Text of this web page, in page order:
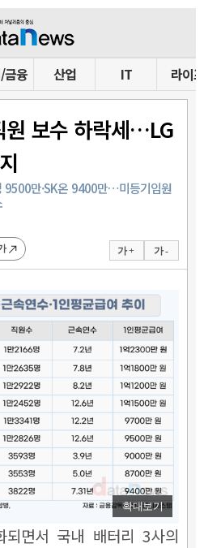
금융 산업 IT 라이프
원 보수 하락세…LG
9500만·SK온 9400만…미등기임원
가 + 가 -
확대보기
되면서 국내 배터리 3사의